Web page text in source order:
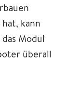
kann
Modul
überall